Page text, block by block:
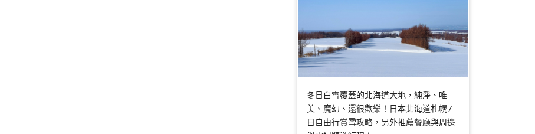
冬日白雪覆蓋的北海道大地，純淨、唯
美、魔幻、還很歡樂！日本北海道札幌7
日自由行賞雪攻略，另外推薦餐廳與周邊